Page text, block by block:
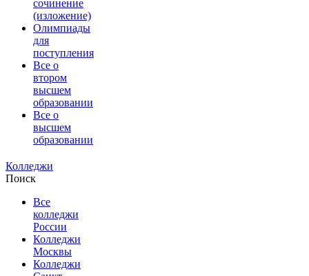
сочинение
(изложение)
Олимпиады
для
поступления
Все о
втором
высшем
образовании
Все о
высшем
образовании
Колледжи
Поиск
Все
колледжи
России
Колледжи
Москвы
Колледжи